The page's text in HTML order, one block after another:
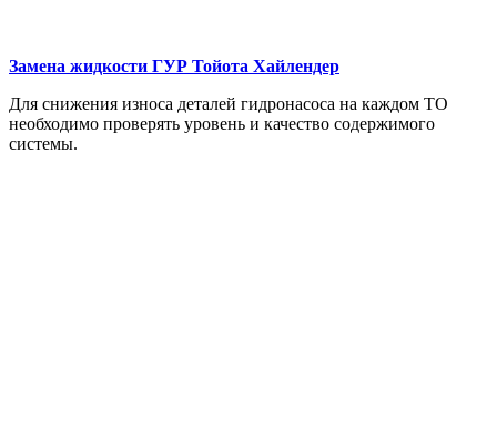
Замена жидкости ГУР Тойота Хайлендер
Для снижения износа деталей гидронасоса на каждом ТО
необходимо проверять уровень и качество содержимого
системы.